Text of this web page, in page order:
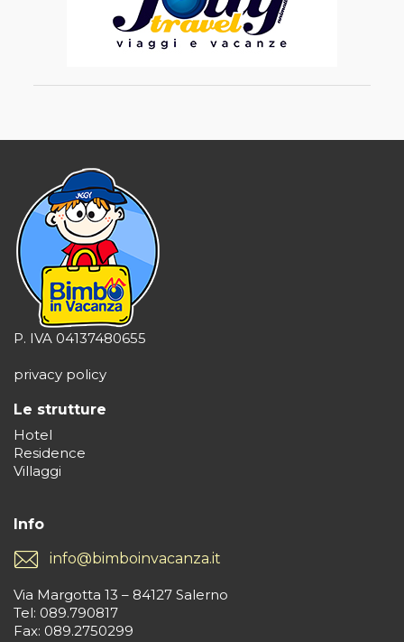
P. IVA 04137480655
privacy policy
Le strutture
Hotel
Residence
Villaggi
Info
info@bimboinvacanza.it
Via Margotta 13 – 84127 Salerno
Tel: 089.790817
Fax: 089.2750299